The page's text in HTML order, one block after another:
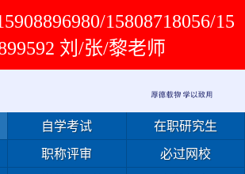
15808718056/15
刘/张/黎老师
自学考试 在职研究生
职称评审 必过网校